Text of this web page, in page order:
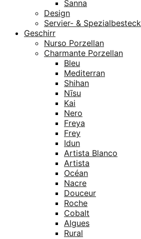
Sanna
Design
Servier- & Spezialbesteck
Geschirr
Nurso Porzellan
Charmante Porzellan
Bleu
Mediterran
Shihan
Nīsu
Kai
Nero
Freya
Frey
Idun
Artista Blanco
Artista
Océan
Nacre
Douceur
Roche
Cobalt
Algues
Rural